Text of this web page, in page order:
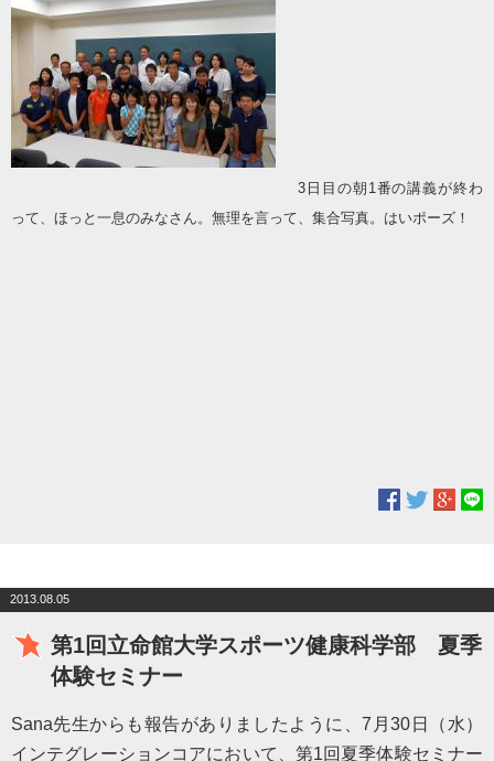
3 日目の朝 1 番の講義が終わ
って、ほっと一息のみなさん。 無理を言って、集合写真。 はいポーズ！
2013.08.05
第1回立命館大学スポーツ健康科学部 夏季
体験セミナー
Sana先生からも報告がありましたように、7 月30 日（水）
インテグレーションコアにおいて、第1回夏季体験セミナー